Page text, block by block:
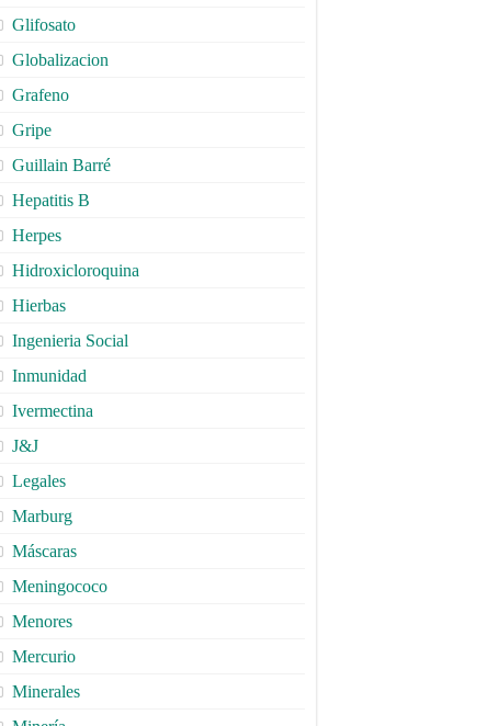
Glifosato
Globalizacion
Grafeno
Gripe
Guillain Barré
Hepatitis B
Herpes
Hidroxicloroquina
Hierbas
Ingenieria Social
Inmunidad
Ivermectina
J&J
Legales
Marburg
Máscaras
Meningococo
Menores
Mercurio
Minerales